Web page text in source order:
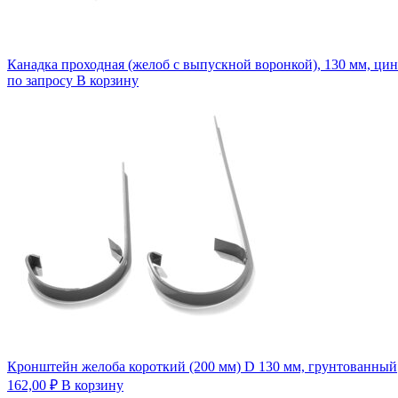
Канадка проходная (желоб с выпускной воронкой), 130 мм,
по запросу В корзину
Кронштейн желоба короткий (200 мм) D 130 мм, грунтованный
162,00 ₽ В корзину